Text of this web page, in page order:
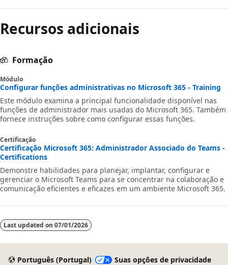
Recursos adicionais
Formação
Módulo
Configurar funções administrativas no Microsoft 365 - Training
Este módulo examina a principal funcionalidade disponível nas
funções de administrador mais usadas do Microsoft 365. Também
fornece instruções sobre como configurar essas funções.
Certificação
Certificação Microsoft 365: Administrador Associado do Teams -
Certifications
Demonstre habilidades para planejar, implantar, configurar e
gerenciar o Microsoft Teams para se concentrar na colaboração e
comunicação eficientes e eficazes em um ambiente Microsoft 365.
Last updated on 07/01/2026
Português (Portugal) Suas opções de privacidade